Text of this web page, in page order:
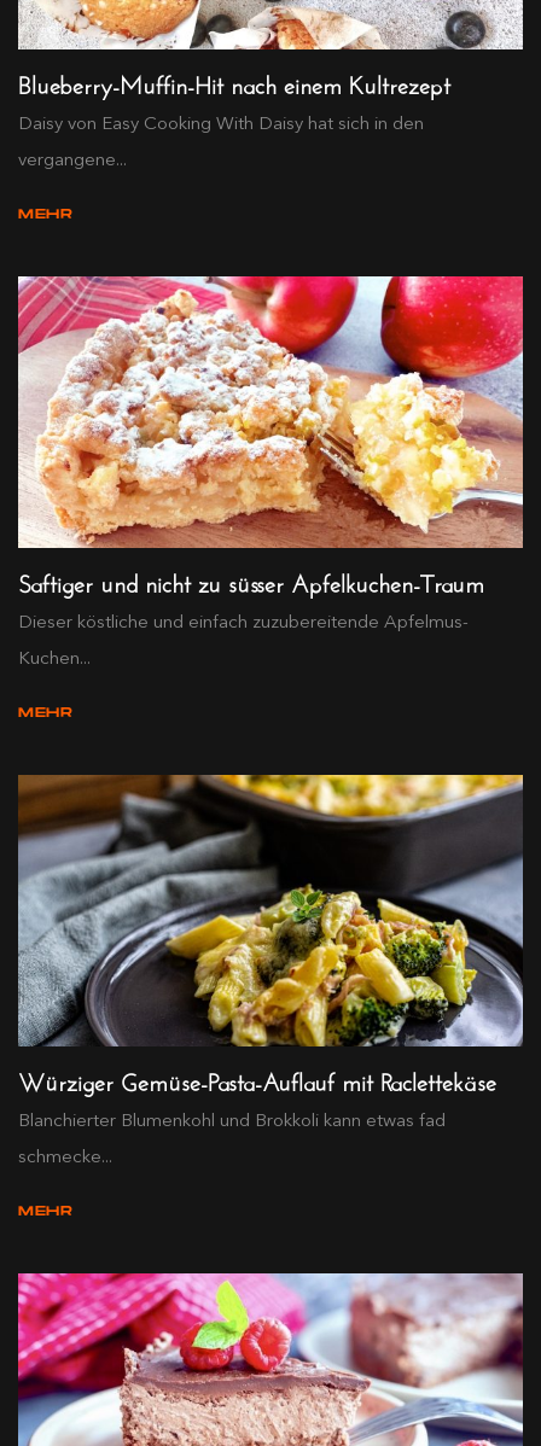
Blueberry-Muffin-Hit nach einem Kultrezept
Daisy von Easy Cooking With Daisy hat sich in den
vergangene...
MEHR
Saftiger und nicht zu süsser Apfelkuchen-Traum
Dieser köstliche und einfach zuzubereitende Apfelmus-
Kuchen...
MEHR
Würziger Gemüse-Pasta-Auflauf mit Raclettekäse
Blanchierter Blumenkohl und Brokkoli kann etwas fad
schmecke...
MEHR